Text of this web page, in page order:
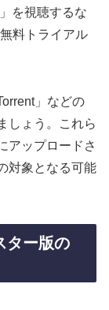
を視聴するな
料トライアル
」などの
しょう。これら
アップロードさ
対象となる可能
ター版の